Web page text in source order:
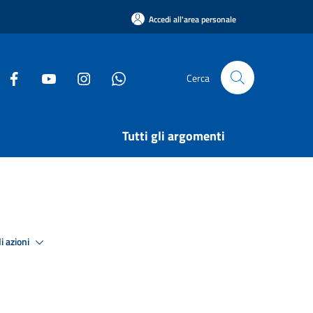
Accedi all'area personale
Cerca
Tutti gli argomenti
azioni